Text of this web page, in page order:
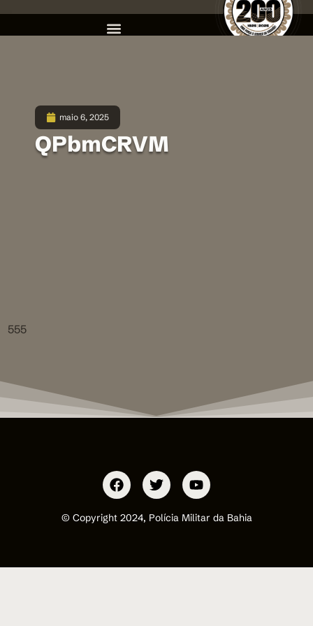
maio 6, 2025
QPbmCRVM
555
© Copyright 2024, Polícia Militar da Bahia